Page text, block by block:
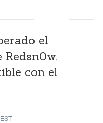
el
Redsn0w,
con el